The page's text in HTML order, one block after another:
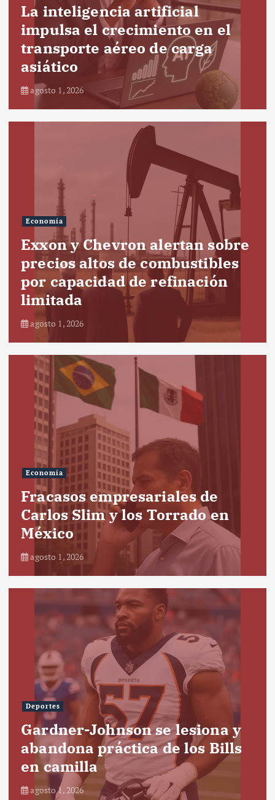
La inteligencia artificial
impulsa el crecimiento en el
transporte aéreo de carga
asiático
agosto 1, 2026
Economía
Exxon y Chevron alertan sobre
precios altos de combustibles
por capacidad de refinación
limitada
agosto 1, 2026
Economía
Fracasos empresariales de
Carlos Slim y los Torrado en
México
agosto 1, 2026
Deportes
Gardner-Johnson se lesiona y
abandona práctica de los Bills
en camilla
agosto 1, 2026